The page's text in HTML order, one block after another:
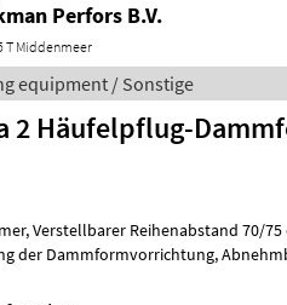
Perfors B.V.
T Middenmeer
equipment / Sonstige
2 Häufelpflug-
75 cm,
Dammformvorrichtung, Abnehmbare